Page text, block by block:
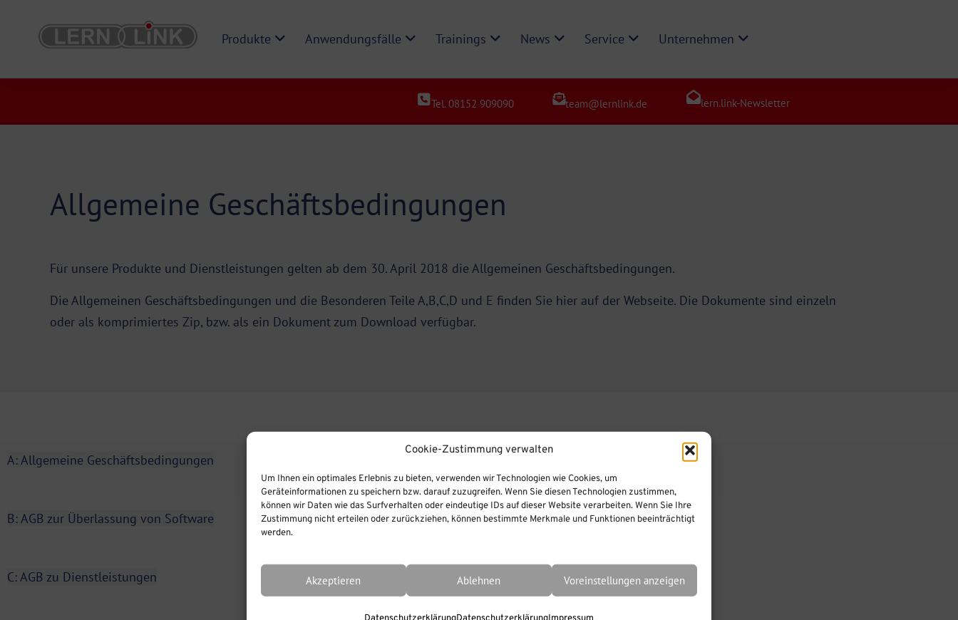
Cookie-Zustimmung verwalten
Um Ihnen ein optimales Erlebnis zu bieten, verwenden wir Technologien wie Cookies, um
Geräteinformationen zu speichern bzw. darauf zuzugreifen. Wenn Sie diesen Technologien zustimmen,
können wir Daten wie das Surfverhalten oder eindeutige IDs auf dieser Website verarbeiten. Wenn Sie Ihre
Zustimmung nicht erteilen oder zurückziehen, können bestimmte Merkmale und Funktionen beeinträchtigt
werden.
Akzeptieren Ablehnen Voreinstellungen anzeigen
Produkte Anwendungsfälle Trainings News Service Unternehmen
Tel. 08152 909090 team@lernlink.de lern.link-Newsletter
Allgemeine Geschäftsbedingungen
Für unsere Produkte und Dienstleistungen gelten ab dem 30. April 2018 die Allgemeinen Geschäftsbedingungen.
Die Allgemeinen Geschäftsbedingungen und die Besonderen Teile A,B,C,D und E finden Sie hier auf der Webseite. Die Dokumente sind einzeln
oder als komprimiertes Zip, bzw. als ein Dokument zum Download verfügbar.
A: Allgemeine Geschäftsbedingungen
B: AGB zur Überlassung von Software
C: AGB zu Dienstleistungen